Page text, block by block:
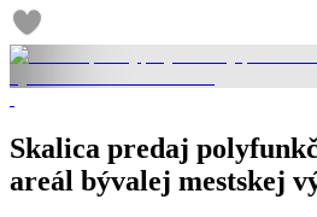
Skalica predaj
areál bývalej mestskej